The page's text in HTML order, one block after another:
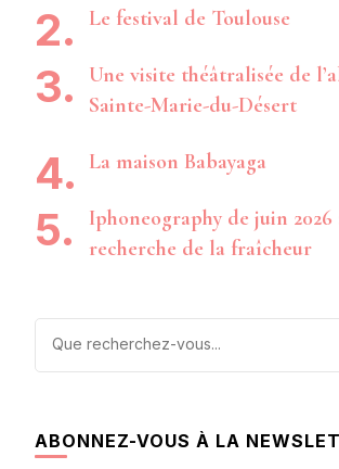
Le festival de Toulouse
Une visite théâtralisée de
Sainte-Marie-du-Désert
La maison Babayaga
Iphoneography de juin 2026
recherche de la fraîcheur
Vous
ABONNEZ-VOUS À LA